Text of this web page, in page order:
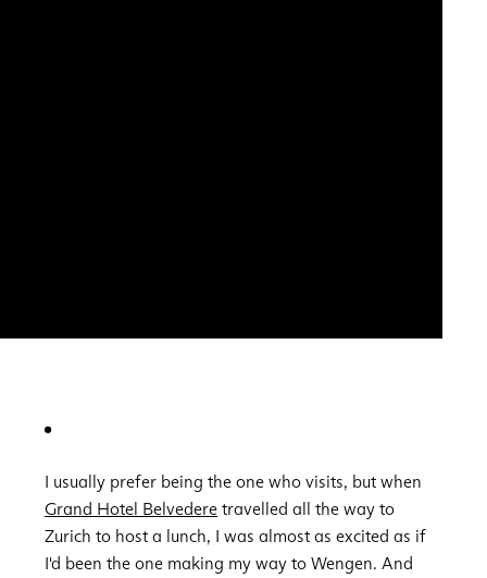
I usually prefer being the one who visits, but when
Grand Hotel Belvedere travelled all the way to
Zurich to host a lunch, I was almost as excited as if
I'd been the one making my way to Wengen. And